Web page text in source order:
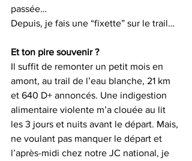
passée…
Depuis, je fais une “fixette” sur le trail…
Et ton pire souvenir ?
Il suffit de remonter un petit mois en
amont, au trail de l’eau blanche, 21 km
et 640 D+ annoncés. Une indigestion
alimentaire violente m’a clouée au lit
les 3 jours et nuits avant le départ. Mais,
ne voulant pas manquer le départ et
l’après-midi chez notre JC national, je